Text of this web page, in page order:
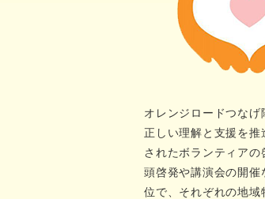
オレンジロードつなげ
正しい理解と支援を推
されたボランティアの
頭啓発や講演会の開催
位で、それぞれの地域